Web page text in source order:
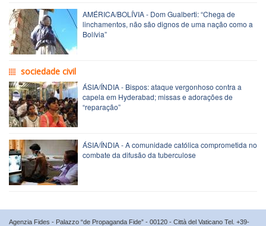
AMÉRICA/BOLÍVIA - Dom Gualberti: “Chega de
linchamentos, não são dignos de uma nação como a
Bolívia”
sociedade civil
ÁSIA/ÍNDIA - Bispos: ataque vergonhoso contra a
capela em Hyderabad; missas e adorações de
“reparação”
ÁSIA/ÍNDIA - A comunidade católica comprometida no
combate da difusão da tuberculose
Agenzia Fides - Palazzo “de Propaganda Fide” - 00120 - Città del Vaticano Tel. +39-